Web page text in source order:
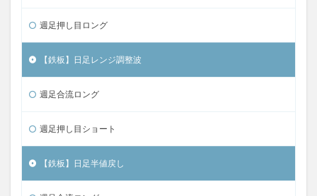
週足押し目ロング
【鉄板】日足レンジ調整波
週足合流ロング
週足押し目ショート
【鉄板】日足半値戻し